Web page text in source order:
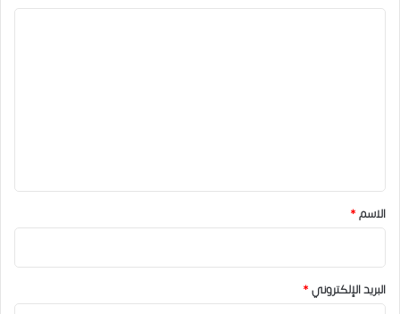
*
الاسم*
البريد الإلكتروني*